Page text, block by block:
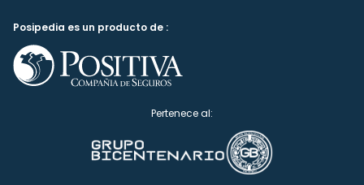
Posipedia es un producto de :
Pertenece al: